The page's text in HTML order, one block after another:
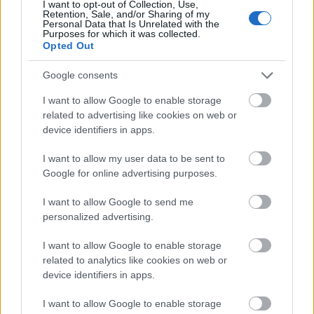
I want to opt-out of Collection, Use,
Retention, Sale, and/or Sharing of my
Personal Data that Is Unrelated with the
Purposes for which it was collected.
Opted Out
Google consents
I want to allow Google to enable storage
related to advertising like cookies on web or
device identifiers in apps.
I want to allow my user data to be sent to
Google for online advertising purposes.
I want to allow Google to send me
personalized advertising.
I want to allow Google to enable storage
related to analytics like cookies on web or
device identifiers in apps.
I want to allow Google to enable storage
ad